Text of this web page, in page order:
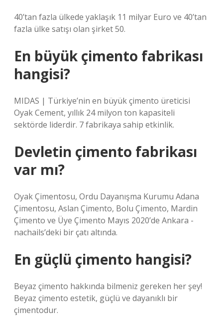
40’tan fazla ülkede yaklaşık 11 milyar Euro ve 40’tan
fazla ülke satışı olan şirket 50.
En büyük çimento fabrikası
hangisi?
MIDAS | Türkiye’nin en büyük çimento üreticisi
Oyak Cement, yıllık 24 milyon ton kapasiteli
sektörde liderdir. 7 fabrikaya sahip etkinlik.
Devletin çimento fabrikası
var mı?
Oyak Çimentosu, Ordu Dayanışma Kurumu Adana
Çimentosu, Aslan Çimento, Bolu Çimento, Mardin
Çimento ve Üye Çimento Mayıs 2020’de Ankara -
nachails’deki bir çatı altında.
En güçlü çimento hangisi?
Beyaz çimento hakkında bilmeniz gereken her şey!
Beyaz çimento estetik, güçlü ve dayanıklı bir
çimentodur.